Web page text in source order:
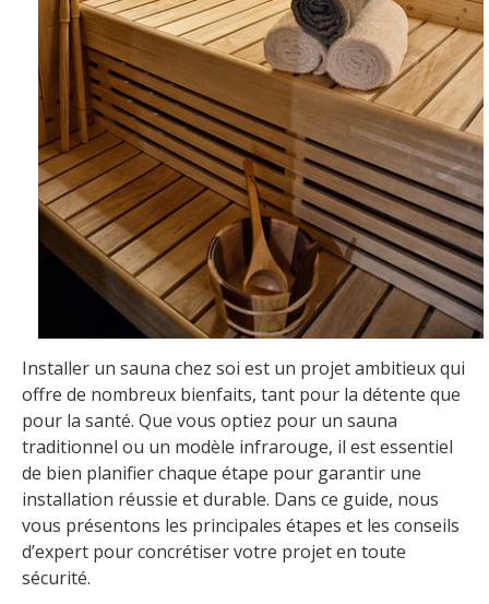
Installer un sauna chez soi est un projet ambitieux qui
offre de nombreux bienfaits, tant pour la détente que
pour la santé. Que vous optiez pour un sauna
traditionnel ou un modèle infrarouge, il est essentiel
de bien planifier chaque étape pour garantir une
installation réussie et durable. Dans ce guide, nous
vous présentons les principales étapes et les conseils
d’expert pour concrétiser votre projet en toute
sécurité.